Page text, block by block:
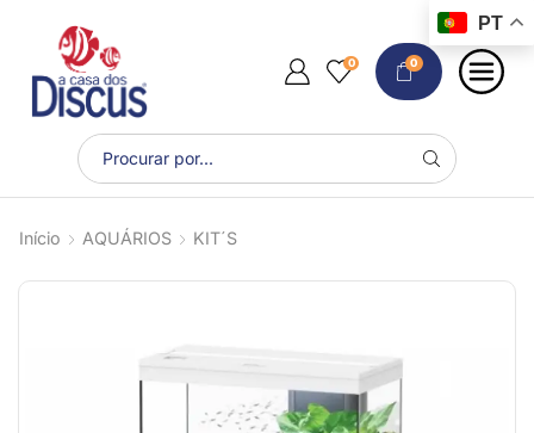
0 0
Início AQUÁRIOS KIT´S
PT